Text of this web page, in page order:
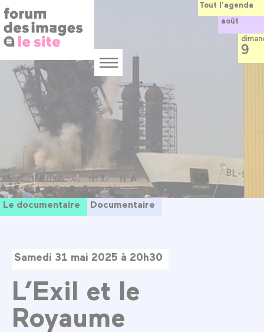
au
contenu
principal
Menu
Le documentaire Documentaire
Samedi 31 mai 2025 à 20h30
L’Exil et le
Royaume
Tout l’agenda
août
9